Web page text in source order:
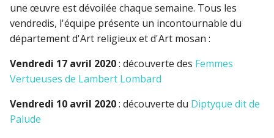
une œuvre est dévoilée chaque semaine. Tous les
vendredis, l'équipe présente un incontournable du
département d'Art religieux et d'Art mosan :
Vendredi 17 avril 2020: découverte des Femmes
Vertueuses de Lambert Lombard
Vendredi 10 avril 2020: découverte du Diptyque dit de
Palude